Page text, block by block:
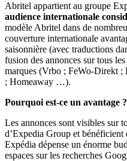
Abritel appartient au groupe
audience internationale
modèle Abritel dans de
couverture internationale
saisonnière (avec traductions
fusion des annonces sur tous
marques (Vrbo ; FeWo-Direkt
; Homeaway …).
Pourquoi est-ce un avantage ?
Les annonces sont visibles sur
d’Expedia Group et
Expédia dépense un énorme
espaces sur les recherches